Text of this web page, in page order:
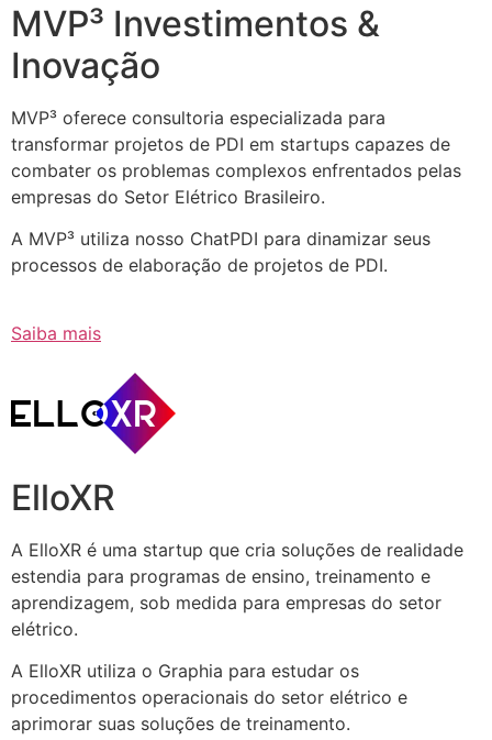
MVP³ Investimentos &
Inovação
MVP³ oferece consultoria especializada para
transformar projetos de PDI em startups capazes de
combater os problemas complexos enfrentados pelas
empresas do Setor Elétrico Brasileiro.
A MVP³ utiliza nosso ChatPDI para dinamizar seus
processos de elaboração de projetos de PDI.
Saiba mais
ElloXR
A ElloXR é uma startup que cria soluções de realidade
estendia para programas de ensino, treinamento e
aprendizagem, sob medida para empresas do setor
elétrico.
A ElloXR utiliza o Graphia para estudar os
procedimentos operacionais do setor elétrico e
aprimorar suas soluções de treinamento.